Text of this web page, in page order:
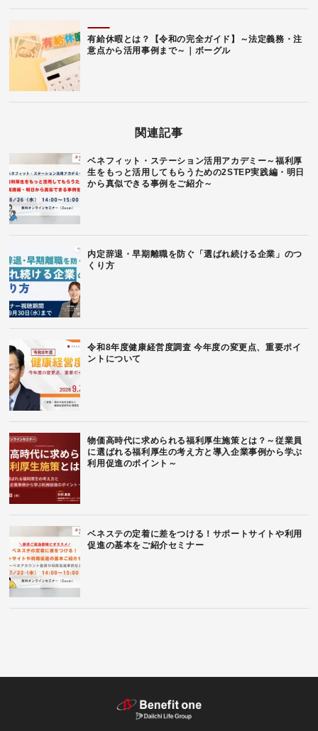
有給休暇とは？【令和の完全ガイド】～法定義務・注
意点から活用事例まで～｜ボーグル
関連記事
ベネフィット・ステーション活用アカデミー～福利厚
生をもっと活用してもらうための2STEP実践編・明日
から真似できる事例をご紹介～
内定辞退・早期離職を防ぐ「選ばれ続ける企業」のつ
くり方
令和8年度健康経営度調査 今年度の変更点、重要ポイ
ントについて
物価高時代に求められる福利厚生施策とは？～従業員
に選ばれる福利厚生の考え方と導入企業事例から学ぶ
利用促進のポイント～
ベネステの定着に差をつける！サポートサイトや利用
促進の基本をご紹介セミナー